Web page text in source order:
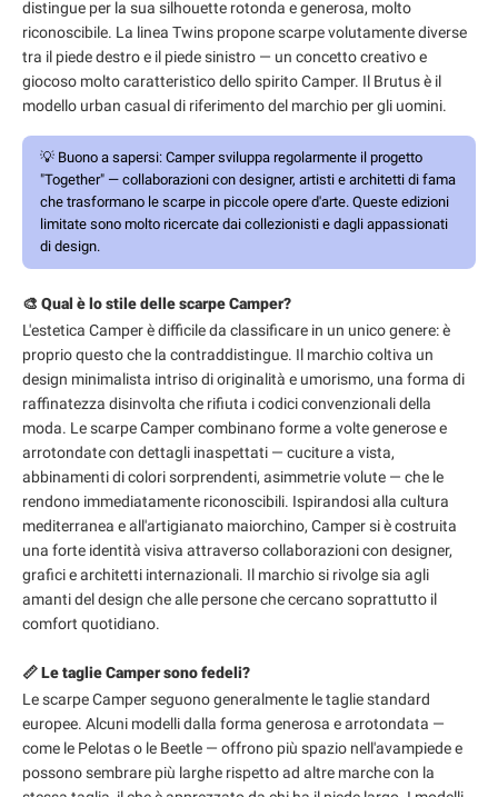
distingue per la sua silhouette rotonda e generosa, molto
riconoscibile. La linea Twins propone scarpe volutamente diverse
tra il piede destro e il piede sinistro — un concetto creativo e
giocoso molto caratteristico dello spirito Camper. Il Brutus è il
modello urban casual di riferimento del marchio per gli uomini.
💡 Buono a sapersi: Camper sviluppa regolarmente il progetto
"Together" — collaborazioni con designer, artisti e architetti di fama
che trasformano le scarpe in piccole opere d'arte. Queste edizioni
limitate sono molto ricercate dai collezionisti e dagli appassionati
di design.
🎨 Qual è lo stile delle scarpe Camper?
L'estetica Camper è difficile da classificare in un unico genere: è
proprio questo che la contraddistingue. Il marchio coltiva un
design minimalista intriso di originalità e umorismo, una forma di
raffinatezza disinvolta che rifiuta i codici convenzionali della
moda. Le scarpe Camper combinano forme a volte generose e
arrotondate con dettagli inaspettati — cuciture a vista,
abbinamenti di colori sorprendenti, asimmetrie volute — che le
rendono immediatamente riconoscibili. Ispirandosi alla cultura
mediterranea e all'artigianato maiorchino, Camper si è costruita
una forte identità visiva attraverso collaborazioni con designer,
grafici e architetti internazionali. Il marchio si rivolge sia agli
amanti del design che alle persone che cercano soprattutto il
comfort quotidiano.
📏 Le taglie Camper sono fedeli?
Le scarpe Camper seguono generalmente le taglie standard
europee. Alcuni modelli dalla forma generosa e arrotondata —
come le Pelotas o le Beetle — offrono più spazio nell'avampiede e
possono sembrare più larghe rispetto ad altre marche con la